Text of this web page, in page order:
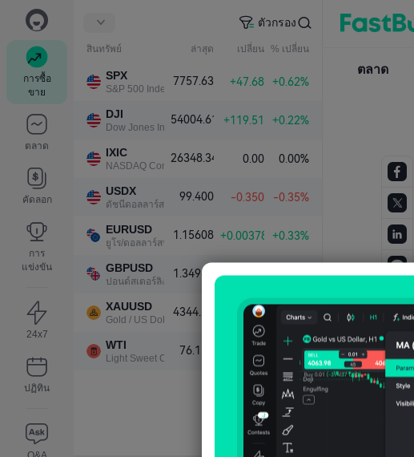
การซื้อ
ขาย
ตลาด
คัดลอก
การ
แข่งขัน
24x7
ปฏิทิน
ตัวกรอง
สินทรัพย์ ล่าสุด เปลี่ยน % เปลี่ยน
SPX
S&P 500 Index
7757.63 +47.68 +0.62%
DJI
Dow Jones Industrial Average
54004.61 +119.51 +0.22%
IXIC
NASDAQ Composite Index
26348.34 0.00 0.00%
USDX
ดัชนีดอลลาร์สหรัฐ
99.400 -0.350 -0.35%
EURUSD
ยูโร/ดอลลาร์สหรัฐ
1.15608 +0.00378 +0.33%
GBPUSD
ปอนด์สเตอร์ลิง/ดอลลาร์สหรัฐ
1.34964 +0.00437 +0.32%
XAUUSD
Gold / US Dollar
4344.18 +104.16 +2.46%
WTI
Light Sweet Crude Oil
76.139 -1.55%
ค้นหา
ตลาด